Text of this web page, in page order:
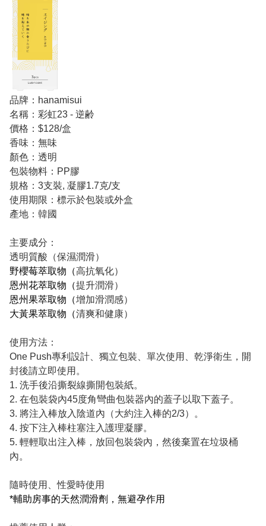
品牌：hanamisui
名稱：彩虹23 - 逆齢
價格：$128/盒
香味：無味
顏色：透明
包裝物料：PP膠
規格：3支裝, 凝膠1.7克/支
使用期限：標示於包裝或外盒
產地：韓國
主要成分：
透明質酸（保濕潤滑）
野櫻莓萃取物（高抗氧化）
恩州花萃取物（提升潤滑）
恩州果萃取物（增加滑潤感）
大黃果萃取物（清爽和健康）
使用方法：
One Push專利設計、獨立包裝、單次使用、乾淨衛生，開
封後請立即使用。
1. 洗手後沿撕裂線撕開包裝紙。
2. 在包裝袋內45度角彎曲包裝器內的蓋子以取下蓋子。
3. 將注入棒放入陰道內（大約注入棒的2/3）。
4. 按下注入棒柱塞注入護理凝膠。
5. 輕輕取出注入棒，放回包裝袋內，然後棄置在垃圾桶
內。
隨時使用、性愛時使用
*輔助房事的天然潤滑劑，無避孕作用